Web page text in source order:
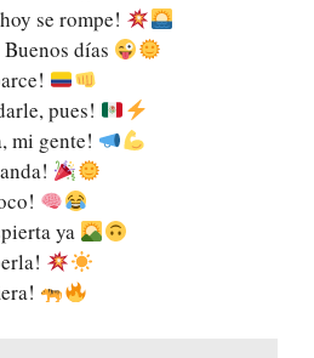
se rompe!
días
pues!
mi gente!
ya